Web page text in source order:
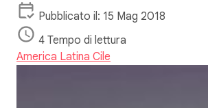
Pubblicato il: 15 Mag 2018
4 Tempo di lettura
America Latina Cile